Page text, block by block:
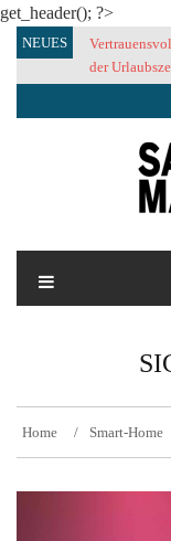
get_header(); ?>
SkipNEUES
der
SAFE
Home Smart-Home